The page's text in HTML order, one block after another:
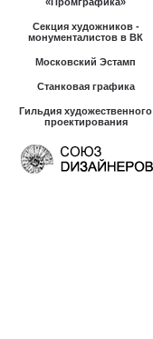
Секция художников -
монументалистов в ВК
Московский Эстамп
Станковая графика
Гильдия художественного
проектирования